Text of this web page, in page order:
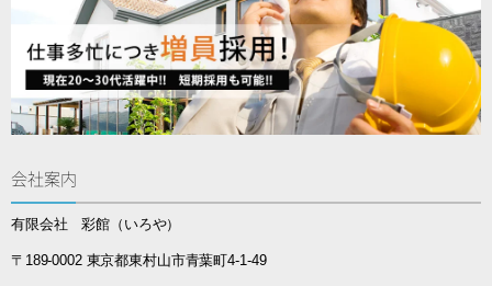
会社案内
有限会社 彩館（いろや）
〒189-0002 東京都東村山市青葉町4-1-49